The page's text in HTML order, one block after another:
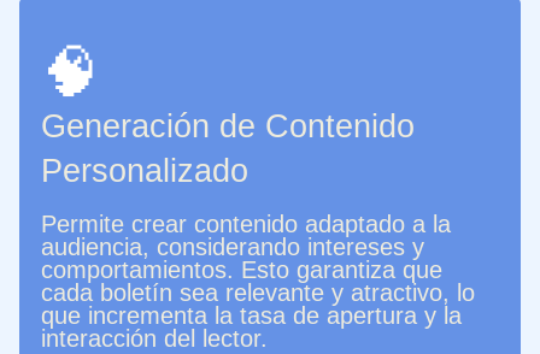
🧠
Generación de Contenido
Personalizado
Permite crear contenido adaptado a la
audiencia, considerando intereses y
comportamientos. Esto garantiza que
cada boletín sea relevante y atractivo, lo
que incrementa la tasa de apertura y la
interacción del lector.